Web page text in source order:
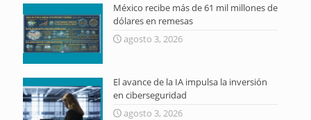
México recibe más de 61 mil millones de
dólares en remesas
agosto 3, 2026
El avance de la IA impulsa la inversión
en ciberseguridad
agosto 3, 2026